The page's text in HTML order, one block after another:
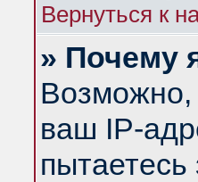
Вернуться к
» Почему
Возможно,
ваш IP-
пытаетесь